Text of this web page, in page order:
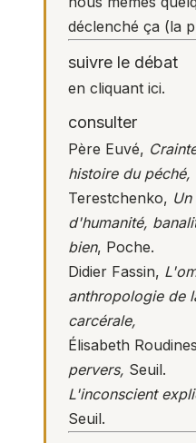
déclenché ça (la
suivre le débat
en cliquant ici.
consulter
Père Euvé,
histoire du péché,
Terestchenko,
d'humanité,
bien, Poche.
Didier Fassin,
anthropologie de
carcérale,
Élisabeth
pervers, Seuil.
L'inconscient
Seuil.